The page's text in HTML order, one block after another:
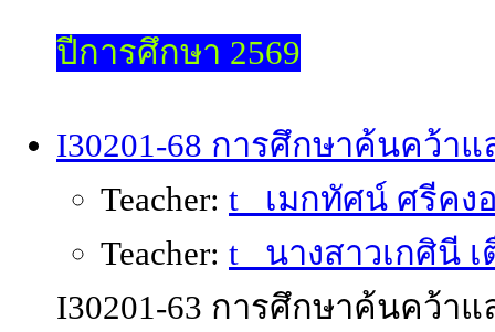
ปีการศึกษา 2569
I30201-68 การศึกษาค้นคว้าแ
Teacher: t_ เมกทัศน์ ศรีคง
Teacher: t_ นางสาวเกศินี
I30201-63 การศึกษาค้นคว้า